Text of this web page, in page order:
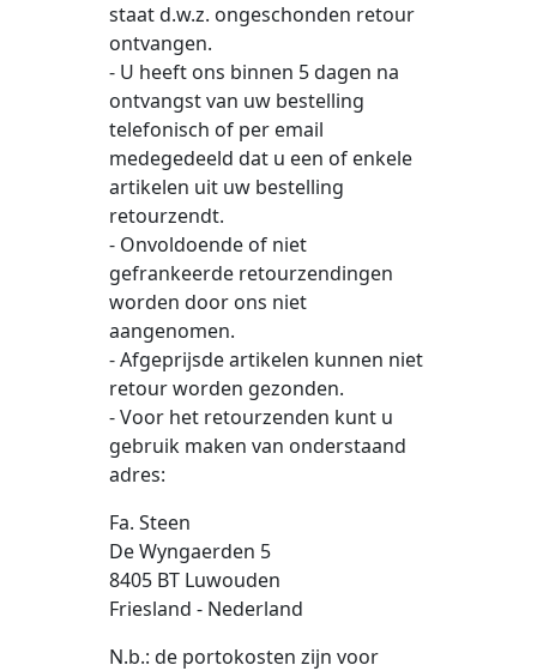
staat d.w.z. ongeschonden retour
ontvangen.
- U heeft ons binnen 5 dagen na
ontvangst van uw bestelling
telefonisch of per email
medegedeeld dat u een of enkele
artikelen uit uw bestelling
retourzendt.
- Onvoldoende of niet
gefrankeerde retourzendingen
worden door ons niet
aangenomen.
- Afgeprijsde artikelen kunnen niet
retour worden gezonden.
- Voor het retourzenden kunt u
gebruik maken van onderstaand
adres:
Fa. Steen
De Wyngaerden 5
8405 BT Luwouden
Friesland - Nederland
N.b.: de portokosten zijn voor